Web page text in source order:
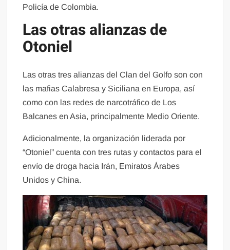
Policía de Colombia.
Las otras alianzas de
Otoniel
Las otras tres alianzas del Clan del Golfo son con
las mafias Calabresa y Siciliana en Europa, así
como con las redes de narcotráfico de Los
Balcanes en Asia, principalmente Medio Oriente.
Adicionalmente, la organización liderada por
“Otoniel” cuenta con tres rutas y contactos para el
envío de droga hacia Irán, Emiratos Árabes
Unidos y China.